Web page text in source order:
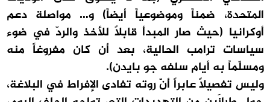
المتحدة، ضمناً وموضوعياً أيضاً) و… مواصلة دعم
أوكرانيا (حيث صار المبدأ قابلاً للأخذ والردّ في ضوء
سياسات ترامب الحالية، بعد أن كان مفروغاً منه
ومسلّماً به أيام سلفه جو بايدن).
وليس تفصيلاً عابراً أنّ روته تفادى الإفراط في البلاغة،